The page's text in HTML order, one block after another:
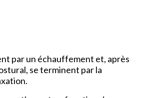
par un échauffement et, après
se terminent par la